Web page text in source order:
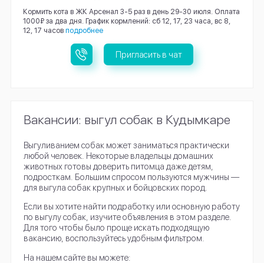
Кормить кота в ЖК Арсенал 3-5 раз в день 29-30 июля. Оплата
1000₽ за два дня. График кормлений: сб 12, 17, 23 часа, вс 8,
12, 17 часов подробнее
Пригласить в чат
Вакансии: выгул собак в Кудымкаре
Выгуливанием собак может заниматься практически
любой человек. Некоторые владельцы домашних
животных готовы доверить питомца даже детям,
подросткам. Большим спросом пользуются мужчины —
для выгула собак крупных и бойцовских пород.
Если вы хотите найти подработку или основную работу
по выгулу собак, изучите объявления в этом разделе.
Для того чтобы было проще искать подходящую
вакансию, воспользуйтесь удобным фильтром.
На нашем сайте вы можете: